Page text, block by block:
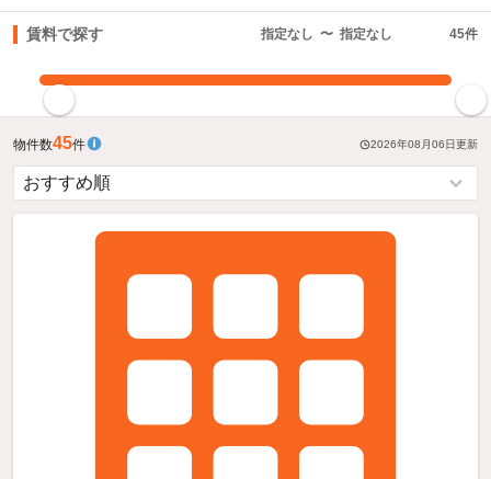
賃料で探す 指定なし 〜 指定なし 45件
物件数45件 2026年08月06日更新